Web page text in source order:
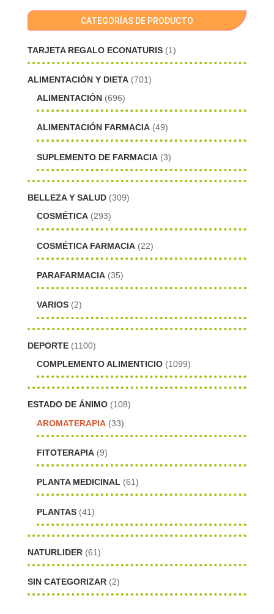
CATEGORÍAS DE PRODUCTO
TARJETA REGALO ECONATURIS (1)
ALIMENTACIÓN Y DIETA (701)
ALIMENTACIÓN (696)
ALIMENTACIÓN FARMACIA (49)
SUPLEMENTO DE FARMACIA (3)
BELLEZA Y SALUD (309)
COSMÉTICA (293)
COSMÉTICA FARMACIA (22)
PARAFARMACIA (35)
VARIOS (2)
DEPORTE (1100)
COMPLEMENTO ALIMENTICIO (1099)
ESTADO DE ÁNIMO (108)
AROMATERAPIA (33)
FITOTERAPIA (9)
PLANTA MEDICINAL (61)
PLANTAS (41)
NATURLIDER (61)
SIN CATEGORIZAR (2)